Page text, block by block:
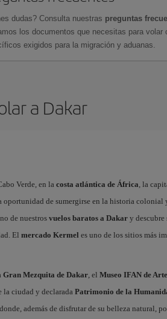
dudas? Consulta nuestras preguntas
los documentos que necesitas para
exigidos para la migración y aduanas.
a Dakar
Verde, en la costa atlántica de África, la
oportunidad de sumergirse en la historia
de nuestros vuelos baratos a Dakary descubre
El mercado Kermel es uno de los sitios más
Gran Mezquita de Dakar, el Museo IFAN de
la ciudad y declaradaPatrimonio de la
además de disfrutar de su belleza natural,